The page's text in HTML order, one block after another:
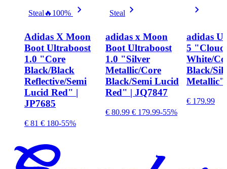
Steal 🔥 100%
Adidas X Moon
Boot Ultraboost
1.0 "Core
Black/Black
Reflective/Semi
Lucid Red" |
JP7685
€ 81 € 180-55%
Steal
adidas x Moon
Boot Ultraboost
1.0 "Silver
Metallic/Core
Black/Semi Lucid
Red" | JQ7847
€ 80.99 € 179.99-55%
adidas
5 "Cloud
White/
Black/
Metallic"
€ 179.99